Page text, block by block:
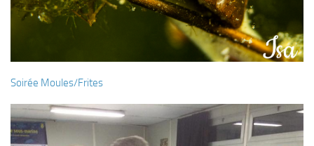
Soirée Moules/Frites